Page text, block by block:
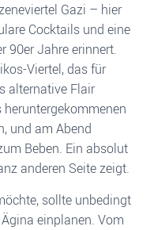
Gazi – hier
Cocktails und eine
90er Jahre erinnert.
Viertel, das für
alternative Flair
und am Abend
Beben. Ein absolut
anderen Seite zeigt.
sollte unbedingt
einplanen. Vom